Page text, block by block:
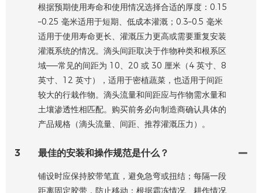
根据预期使用寿命和使用情况选择合适的厚度：0.15
–0.25 毫米适用于短期、低成本灌溉；0.3–0.5 毫米
适用于使用寿命更长、灌溉压力更高或需要重复安装
灌溉系统的情况。滴头间距取决于作物种类和根系区
域——常见的间距为 10、20 或 30 厘米（4 英寸、8
英寸、12 英寸），适用于密植蔬菜，也适用于间距
较大的行栽作物。滴头流量和间距应与作物需水量和
土壤渗透性相匹配。购买前务必向制造商确认具体的
产品规格（滴头流量、间距、推荐灌溉压力）。
3 最佳的安装和操作规范是什么？
铺设时应保持胶带笔直，避免急弯或扭结；每隔一段
距离固定胶带，防止移动；根据霜冻情况、耕作情况